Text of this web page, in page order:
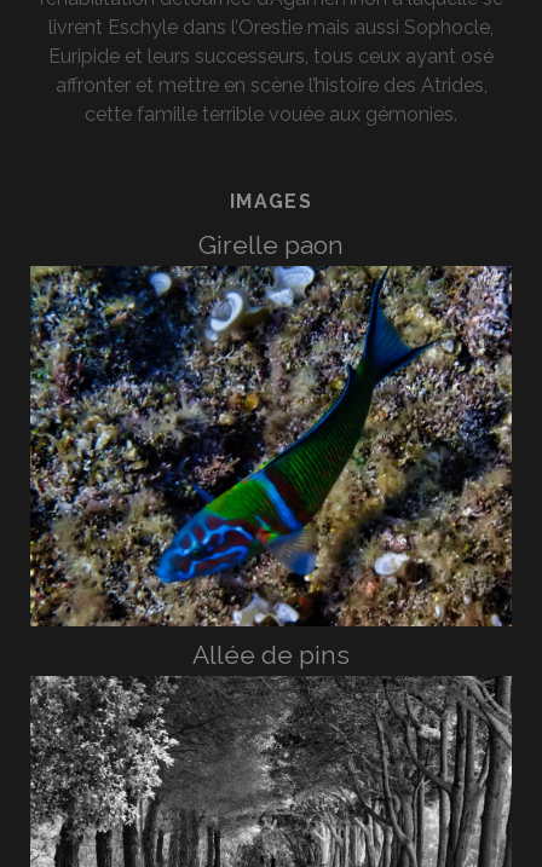
livrent Eschyle dans l’Orestie mais aussi Sophocle,
Euripide et leurs successeurs, tous ceux ayant osé
affronter et mettre en scène l’histoire des Atrides,
cette famille terrible vouée aux gémonies.
IMAGES
Girelle paon
Allée de pins